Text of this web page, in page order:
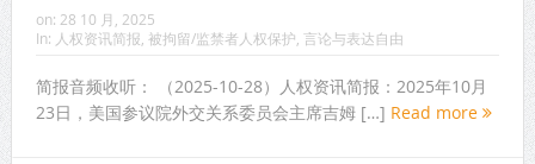
on: 28 10 月, 2025
In: 人权资讯简报 被拘留/监禁者人权保护 言论与表达自由
简报音频收听： （2025-10-28）人权资讯简报：2025年10月
23日，美国参议院外交关系委员会主席吉姆 […] Read more